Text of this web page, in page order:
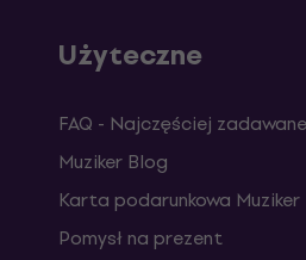
Użyteczne
FAQ - Najczęściej
Muziker Blog
Karta podarunkowa Muziker
Pomysł na prezent